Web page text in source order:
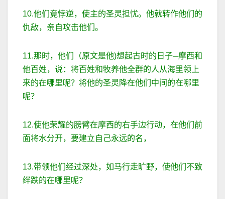
10.他们竟悖逆，使主的圣灵担忧。他就转作他们的
仇敌，亲自攻击他们。
11.那时，他们（原文是他)想起古时的日子─摩西和
他百姓，说：将百姓和牧养他全群的人从海里领上
来的在哪里呢？将他的圣灵降在他们中间的在哪里
呢？
12.使他荣耀的膀臂在摩西的右手边行动，在他们前
面将水分开，要建立自己永远的名，
13.带领他们经过深处，如马行走旷野，使他们不致
绊跌的在哪里呢？